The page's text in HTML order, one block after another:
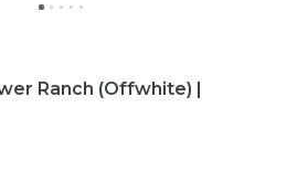
Ranch (Offwhite) |